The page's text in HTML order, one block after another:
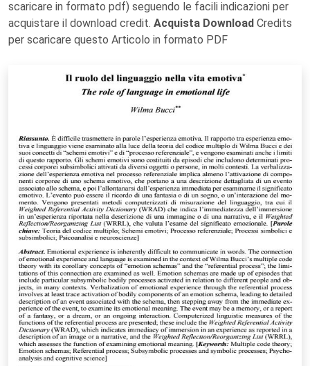
scaricare in formato pdf) seguendo le facili indicazioni per
acquistare il download credit. Acquista Download Credits
per scaricare questo Articolo in formato PDF